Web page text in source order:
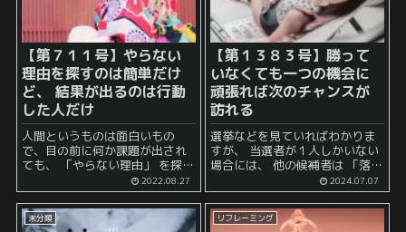
【第７１１号】やらない
理由を探すのは簡単だけ
ど、 結果が出るのは行動
した人だけ
人間というものは面白いもの
で、目の前に何か課題が出され
ても、 「やらない理由」 を探す
「時間がない」 「お金がない」
「才能がない」 あたりでしょう
か。 この...
2022.08.27
【第１３８３号】勝って
いなくても一つの機会に
頑張れば次のチャンスが
訪れる
選挙などを見ていればわかりま
すが、 当選者が１人しかいない
場合には、 他の候補者は 「落
の「一回きりの勝負」という視
点のみで考えると、 落選した人
たちは、 「敗北し...
2024.07.07
未分類 リフレーミング